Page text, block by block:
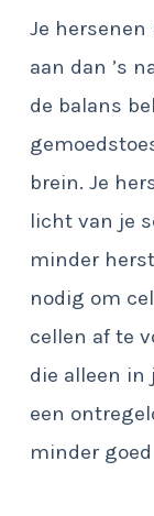
Je
aan dan ’s
de balans
brein. Je
licht van je
minder
nodig om
cellen af te
die alleen in
een
minder